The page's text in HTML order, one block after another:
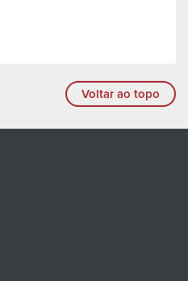
Voltar ao topo